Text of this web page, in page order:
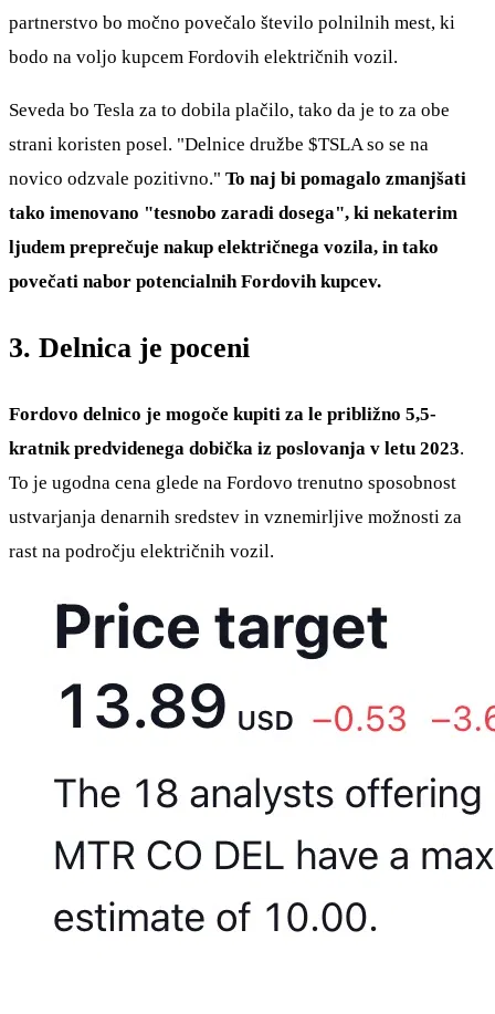
partnerstvo bo močno povečalo število polnilnih mest, ki
bodo na voljo kupcem Fordovih električnih vozil.
Seveda bo Tesla za to dobila plačilo, tako da je to za obe
strani koristen posel. "Delnice družbe $TSLA so se na
novico odzvale pozitivno." To naj bi pomagalo zmanjšati
tako imenovano "tesnobo zaradi dosega", ki nekaterim
ljudem preprečuje nakup električnega vozila, in tako
povečati nabor potencialnih Fordovih kupcev.
3. Delnica je poceni
Fordovo delnico je mogoče kupiti za le približno 5,5-
kratnik predvidenega dobička iz poslovanja v letu 2023.
To je ugodna cena glede na Fordovo trenutno sposobnost
ustvarjanja denarnih sredstev in vznemirljive možnosti za
rast na področju električnih vozil.